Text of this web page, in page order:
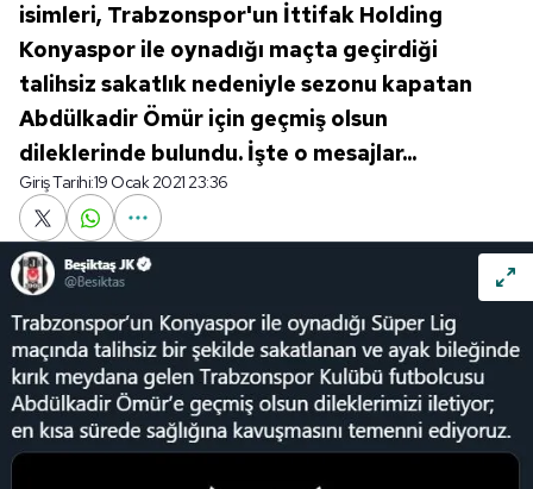
isimleri, Trabzonspor'un İttifak Holding
Konyaspor ile oynadığı maçta geçirdiği
talihsiz sakatlık nedeniyle sezonu kapatan
Abdülkadir Ömür için geçmiş olsun
dileklerinde bulundu. İşte o mesajlar...
Giriş Tarihi:19 Ocak 2021 23:36